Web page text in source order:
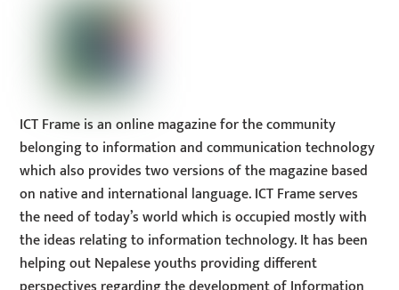
ICT Frame is an online magazine for the community
belonging to information and communication technology
which also provides two versions of the magazine based
on native and international language. ICT Frame serves
the need of today’s world which is occupied mostly with
the ideas relating to information technology. It has been
helping out Nepalese youths providing different